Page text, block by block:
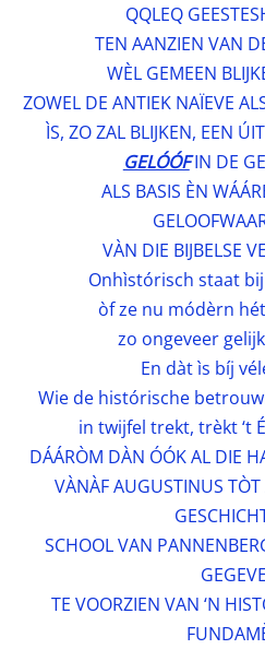
QQLEQ
TEN AANZIEN VAN
WÈL GEMEEN
ZOWEL DE ANTIEK NAÏEVE
ÌS, ZO ZAL BLIJKEN, EEN
GELÓÓFIN DE
ALS BASIS ÈN
VÀN DIE BIJBELSE
Onhìstórisch staat
òf ze nu módèrn
zo ongeveer
En dàt ìs bíj
Wie de histórische
in twijfel trekt, trèkt ‘t
DÁÁRÒM DÀN ÓÓK AL DIE
VÀNÀF AUGUSTINUS
SCHOOL VAN
TE VOORZIEN VAN ‘N